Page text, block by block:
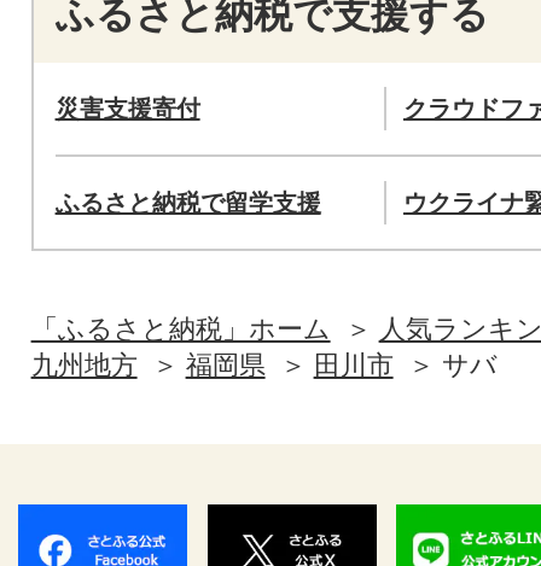
ふるさと納税で支援する
災害支援寄付 クラウドフ
ふるさと納税で留学支援 ウクライナ
「ふるさと納税」ホーム
人気ランキ
九州地方
福岡県 田川市 サバ